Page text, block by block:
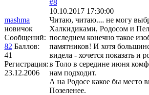
mashma
новичок
Сообщений:
82 Баллов:
41
Регистрация:
23.12.2006
#8
10.10.2017 17:30:00
Читаю, читаю.... не могу
Халкидиками, Родосом и
последнем конечно такое
памятников! И хотя
видела - хочется показать и
в Толо в середине июня
нам подходит.
А на Родосе какое бы место
Позеленее.